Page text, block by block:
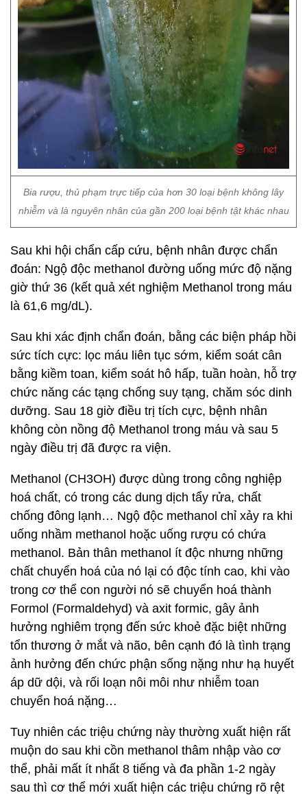
Bia rượu, thủ phạm trực tiếp của hơn 30 loại bệnh không lây
nhiễm và là nguyên nhân của gần 200 loại bệnh tật khác nhau
Sau khi hội chẩn cấp cứu, bệnh nhân được chẩn
đoán: Ngộ độc methanol đường uống mức độ nặng
giờ thứ 36 (kết quả xét nghiệm Methanol trong máu
là 61,6 mg/dL).
Sau khi xác định chẩn đoán, bằng các biện pháp hồi
sức tích cực: lọc máu liên tục sớm, kiểm soát cân
bằng kiềm toan, kiểm soát hô hấp, tuần hoàn, hỗ trợ
chức năng các tạng chống suy tạng, chăm sóc dinh
dưỡng. Sau 18 giờ điều trị tích cực, bệnh nhân
không còn nồng độ Methanol trong máu và sau 5
ngày điều trị đã được ra viện.
Methanol (CH3OH) được dùng trong công nghiệp
hoá chất, có trong các dung dịch tẩy rửa, chất
chống đông lạnh… Ngộ độc methanol chỉ xảy ra khi
uống nhầm methanol hoặc uống rượu có chứa
methanol. Bản thân methanol ít độc nhưng những
chất chuyển hoá của nó lại có độc tính cao, khi vào
trong cơ thể con người nó sẽ chuyển hoá thành
Formol (Formaldehyd) và axit formic, gây ảnh
hưởng nghiêm trọng đến sức khoẻ đặc biệt những
tổn thương ở mắt và não, bên cạnh đó là tình trạng
ảnh hưởng đến chức phận sống nặng như hạ huyết
áp dữ dội, và rối loạn nôi môi như nhiễm toan
chuyển hoá nặng…
Tuy nhiên các triệu chứng này thường xuất hiện rất
muộn do sau khi cồn methanol thâm nhập vào cơ
thể, phải mất ít nhất 8 tiếng và đa phần 1-2 ngày
sau thì cơ thể mới xuất hiện các triệu chứng rõ rệt